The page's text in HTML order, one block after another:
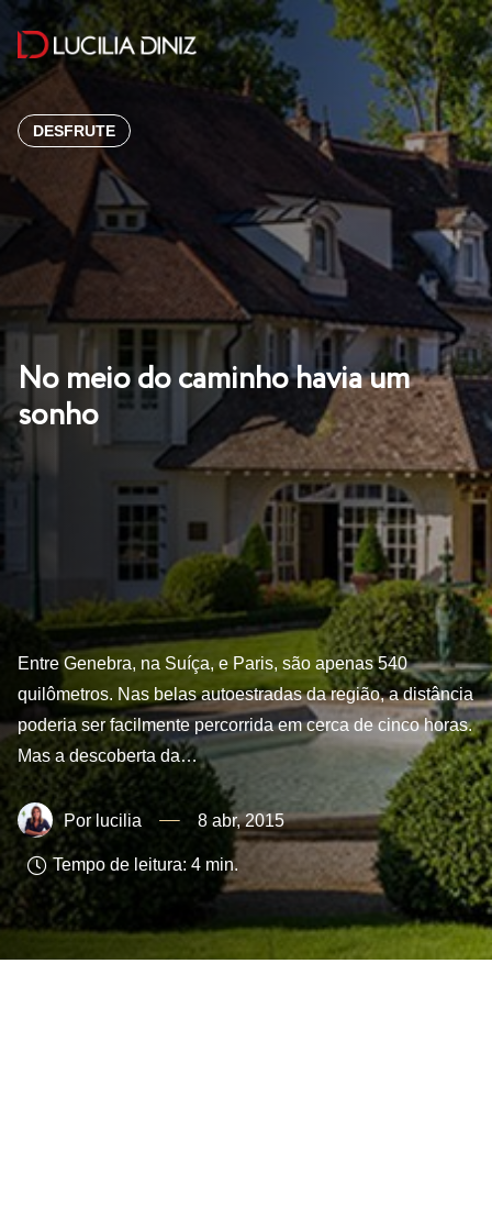
DESFRUTE
No meio do caminho havia um
sonho
Entre Genebra, na Suíça, e Paris, são apenas 540
quilômetros. Nas belas autoestradas da região, a distância
poderia ser facilmente percorrida em cerca de cinco horas.
Mas a descoberta da…
lucilia 8 abr, 2015
Tempo de leitura: 4 min.